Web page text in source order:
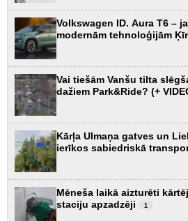
Volkswagen ID. Aura T6 –
modernām tehnoloģijām
Vai tiešām Vanšu tilta
dažiem Park&Ride? (+
Kārļa Ulmaņa gatves un
ierīkos sabiedriskā
Mēneša laikā aizturēti
staciju apzadzēji
1